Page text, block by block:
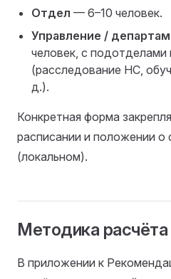
Отдел — 6–10 человек.
Управление /
человек, с подотделами
(расследование НС,
д.).
Конкретная форма
расписании и положении о
(локальном).
Методика расчёта
В приложении к